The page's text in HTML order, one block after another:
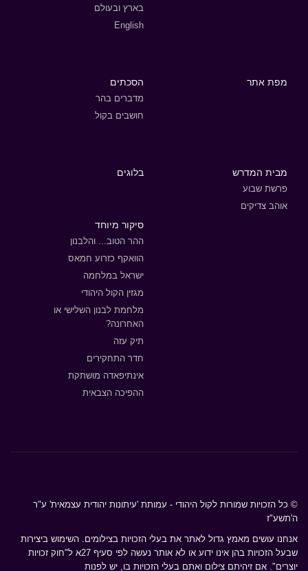
בארץ ובעולם
English
מפת אתר הסכתים
מדברים בהר
חושבים בקול
מבית המדרש
פרשת שבוע
אוהב צדיקים
בלוגים
סיקור מיוחד
ההר הטוב... והלבנון
הוואקף כזרוע חמאס
ישראל במלחמה
מגזין הקול היהודי
מלחמת לבנון השלישי או
האחרונה?
תיק עזה
חדר התחקירים
אינתיפאדה מושתקת
ההפיכה הצבאית
© כל הזכויות שמורות לקול היהודי - עמותת 'עיתונות יהודית עצמאית' ע"ר
ה'תשע"ז
אנחנו עושים מאמץ גדול לאתר את בעלי הזכויות בצילומים. השימוש ביצירות
שבעל הזכויות בהן אינו ידוע או לא אותר נעשה לפי סעיף 27א ל"חוק זכויות
יוצרים". אם זיהיתם צילום ואתם בעלי הזכויות בו, יש לפנות